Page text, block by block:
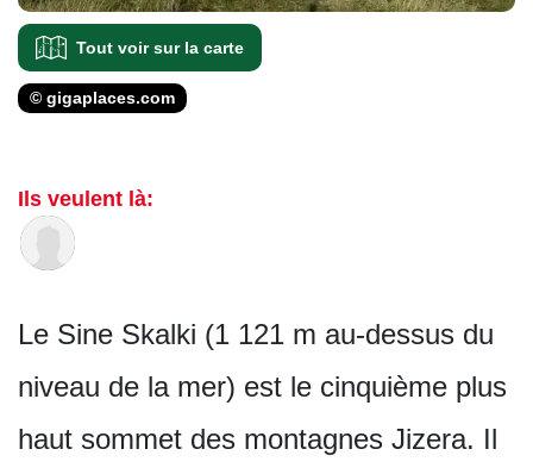
Tout voir sur la carte
© gigaplaces.com
Ils veulent là:
Le Sine Skalki (1 121 m au-dessus du
niveau de la mer) est le cinquième plus
haut sommet des montagnes Jizera. Il